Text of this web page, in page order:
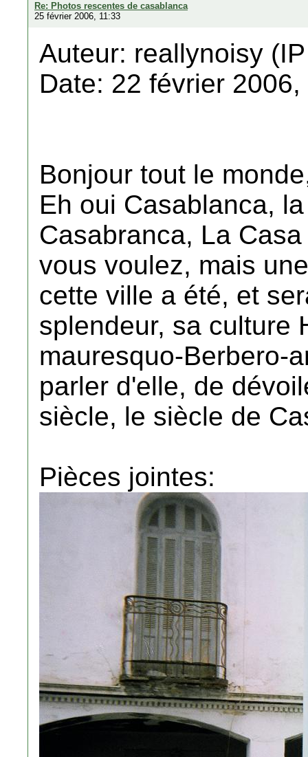
Re: Photos rescentes de casablanca
25 février 2006, 11:33
Auteur: reallynoisy
Date: 22 février
Bonjour tout le
Eh oui Casablanca,
Casabranca, La
vous voulez, mais
cette ville a été, et
splendeur, sa culture
mauresquo-Berbero-
parler d'elle, de
siècle, le siècle de
Pièces jointes: